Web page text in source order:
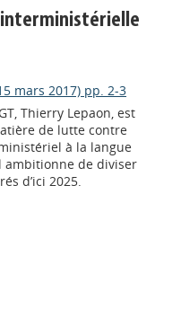
mars 2017) pp. 2-3
Thierry Lepaon, est
de lutte contre
à la langue
ambitionne de diviser
d’ici 2025.